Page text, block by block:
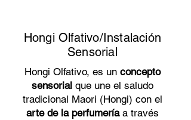
Hongi Olfativo/Instalación
Sensorial
Hongi Olfativo, es un concepto
sensorial que une el saludo
tradicional Maori (Hongi) con el
arte de la perfumeríaa través